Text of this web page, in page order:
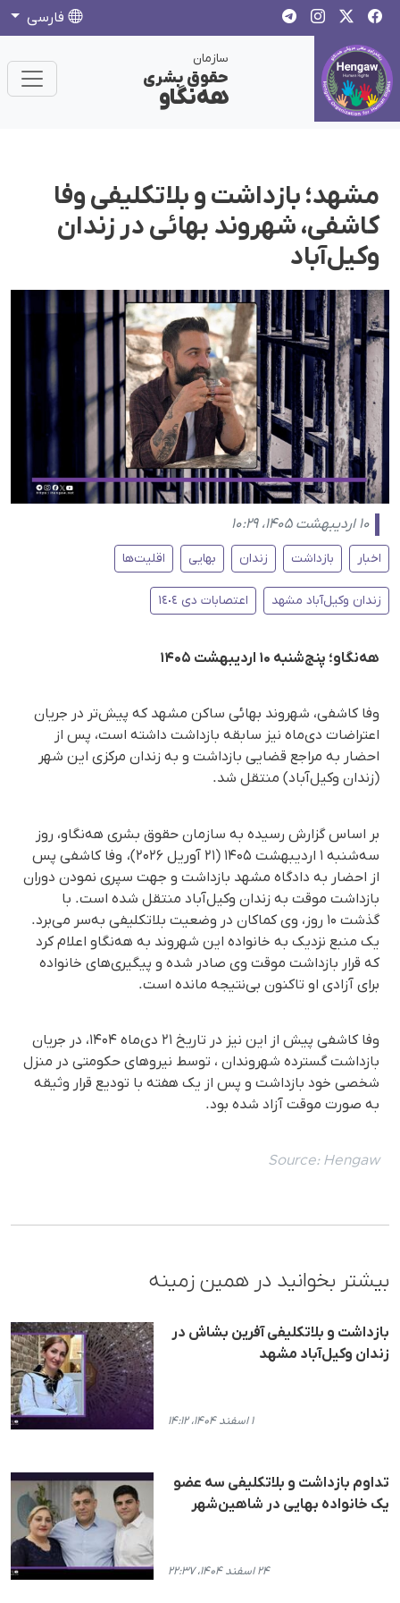
فارسی
سازمان
حقوق بشری
هەنگاو
مشهد؛ بازداشت و بلاتکلیفی وفا
کاشفی، شهروند بهائی در زندان
وکیل‌آباد
۱۰ اردیبهشت ۱۴۰۵، ۱۰:۲۹
اخبار بازداشت زندان بهایی اقلیت‌ها
زندان وکیل‌آباد مشهد اعتصابات دی ١٤٠٤
هه‌نگاو؛ پنج‌شنبه ۱۰ اردیبهشت ۱۴۰۵
وفا کاشفی، شهروند بهائی ساکن مشهد که پیش‌تر در جریان
اعتراضات دی‌ماه نیز سابقه بازداشت داشته است، پس از
احضار به مراجع قضایی بازداشت و به زندان مرکزی این شهر
(زندان وکیل‌آباد) منتقل شد.
بر اساس گزارش رسیده به سازمان حقوق بشری هه‌نگاو، روز
سه‌شنبه ۱ اردیبهشت ۱۴۰۵ (۲۱ آوریل ۲۰۲۶)، وفا کاشفی پس
از احضار به دادگاه مشهد بازداشت و جهت سپری نمودن دوران
بازداشت موقت به زندان وکیل‌آباد منتقل شده است. با
گذشت ۱۰ روز، وی کماکان در وضعیت بلاتکلیفی به‌سر می‌برد.
یک منبع نزدیک به خانواده این شهروند به هه‌نگاو اعلام کرد
که قرار بازداشت موقت وی صادر شده و پیگیری‌های خانواده
برای آزادی او تاکنون بی‌نتیجه مانده است.
وفا کاشفی پیش از این نیز در تاریخ ۲۱ دی‌ماه ۱۴۰۴، در جریان
بازداشت گسترده شهروندان ، توسط نیروهای حکومتی در منزل
شخصی خود بازداشت و پس از یک هفته با تودیع قرار وثیقه
به صورت موقت آزاد شده بود.
Source: Hengaw
بیشتر بخوانید در همین زمینه
بازداشت و بلاتکلیفی آفرین بشاش در
زندان وکیل‌آباد مشهد
۱ اسفند ۱۴۰۴، ۱۴:۱۲
تداوم بازداشت و بلاتکلیفی سه عضو
یک خانواده بهایی در شاهین‌شهر
۲۴ اسفند ۱۴۰۴، ۲۲:۳۷